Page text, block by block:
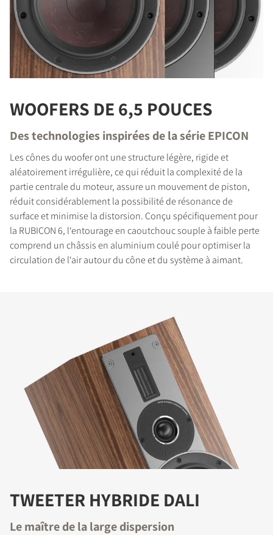
WOOFERS DE 6,5 POUCES
Des technologies inspirées de la série EPICON
Les cônes du woofer ont une structure légère, rigide et
aléatoirement irrégulière, ce qui réduit la complexité de la
partie centrale du moteur, assure un mouvement de piston,
réduit considérablement la possibilité de résonance de
surface et minimise la distorsion. Conçu spécifiquement pour
la RUBICON 6, l‘entourage en caoutchouc souple à faible perte
comprend un châssis en aluminium coulé pour optimiser la
circulation de l‘air autour du cône et du système à aimant.
TWEETER HYBRIDE DALI
Le maître de la large dispersion